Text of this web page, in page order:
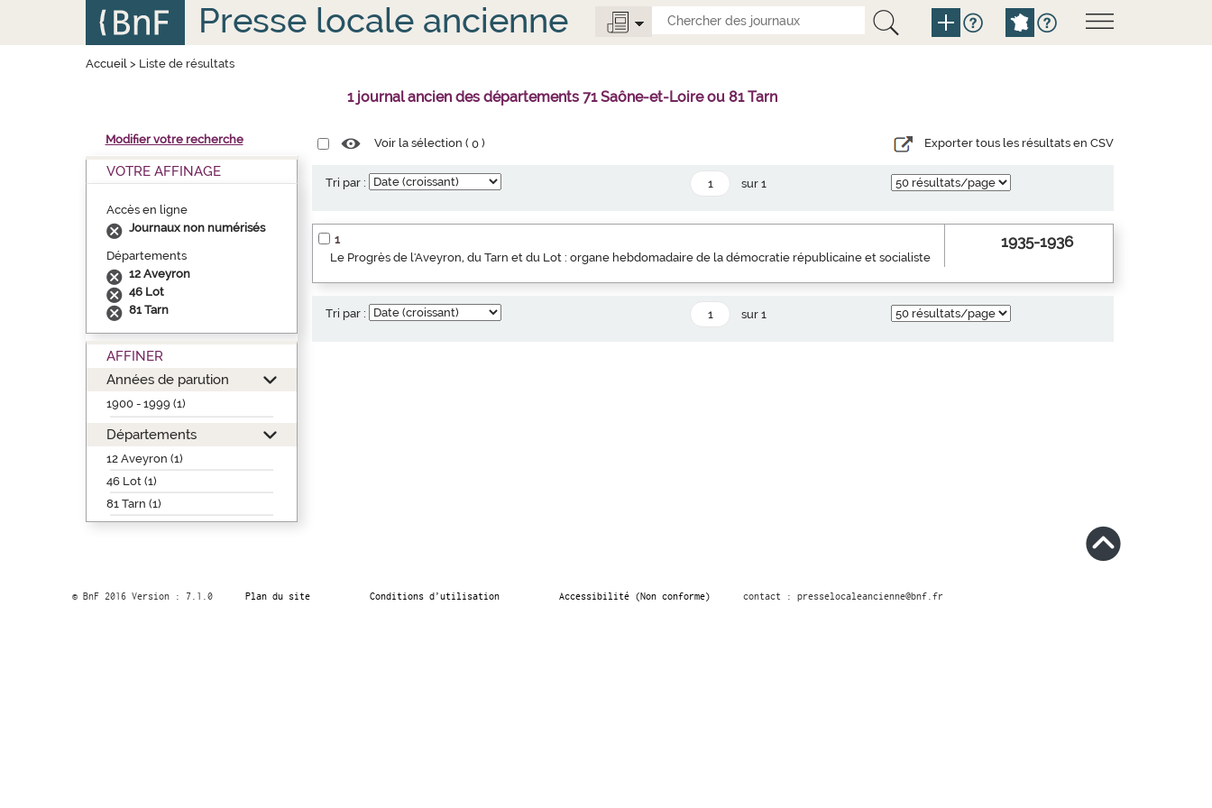
Presse locale ancienne
Accueil> Liste de résultats
1 journal ancien des départements 71 Saône-et-Loire ou 81 Tarn
Modifier votre recherche
VOTRE AFFINAGE
Accès en ligne
Journaux non numérisés
Départements
12 Aveyron
46 Lot
81 Tarn
AFFINER
Années de parution
1900 - 1999 (1)
Départements
12 Aveyron (1)
46 Lot (1)
81 Tarn (1)
Voir la sélection (0 ) Exporter tous les résultats en CSV
Tri par : sur 1
1
Le Progrès de l'Aveyron, du Tarn et du Lot : organe hebdomadaire de la démocratie républicaine et socialiste
1935-1936
Tri par : sur 1
© BnF 2016 Version : 7.1.0 Plan du site Conditions d’utilisation Accessibilité (Non conforme) contact : presselocaleancienne@bnf.fr
Panneau de gestion des cookies